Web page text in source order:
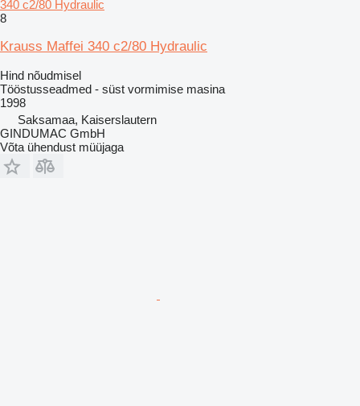
340 c2/80 Hydraulic
8
Krauss Maffei 340 c2/80 Hydraulic
Hind nõudmisel
Tööstusseadmed - süst vormimise masina
1998
Saksamaa, Kaiserslautern
GINDUMAC GmbH
Võta ühendust müüjaga